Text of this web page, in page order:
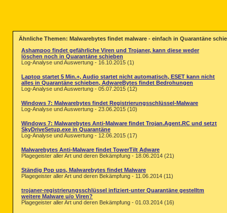
Ähnliche Themen: Malwarebytes findet malware - einfach in Quarantäne
Ashampoo findet gefährliche Viren und Trojaner, kann diese weder
löschen noch in Quarantäne schieben
Log-Analyse und Auswertung - 16.10.2015 (1)
Laptop startet 5 Min.+, Audio startet nicht automatisch, ESET kann nicht
alles in Quarantäne schieben, AdwareBytes findet Bedrohungen
Log-Analyse und Auswertung - 05.07.2015 (12)
Windows 7: Malwarebytes findet Registrierungsschlüssel-Malware
Log-Analyse und Auswertung - 23.06.2015 (10)
Windows 7: Malwarebytes Anti-Malware findet Trojan.Agent.RC und setzt
SkyDriveSetup.exe in Quarantäne
Log-Analyse und Auswertung - 12.06.2015 (17)
Malwarebytes Anti-Malware findet TowerTilt Adware
Plagegeister aller Art und deren Bekämpfung - 18.06.2014 (21)
Ständig Pop ups, Malwarebytes findet Malware
Plagegeister aller Art und deren Bekämpfung - 11.06.2014 (11)
trojaner-registrierungsschlüssel infiziert-unter Quarantäne gestelltm
weitere Malware u/o Viren?
Plagegeister aller Art und deren Bekämpfung - 01.03.2014 (16)